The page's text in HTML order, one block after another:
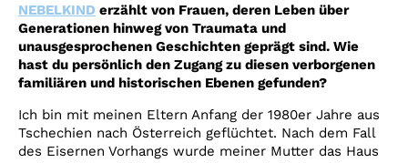
NEBELKIND erzählt von Frauen, deren Leben über
Generationen hinweg von Traumata und
unausgesprochenen Geschichten geprägt sind. Wie
hast du persönlich den Zugang zu diesen verborgenen
familiären und historischen Ebenen gefunden?
Ich bin mit meinen Eltern Anfang der 1980er Jahre aus
Tschechien nach Österreich geflüchtet. Nach dem Fall
des Eisernen Vorhangs wurde meiner Mutter das Haus